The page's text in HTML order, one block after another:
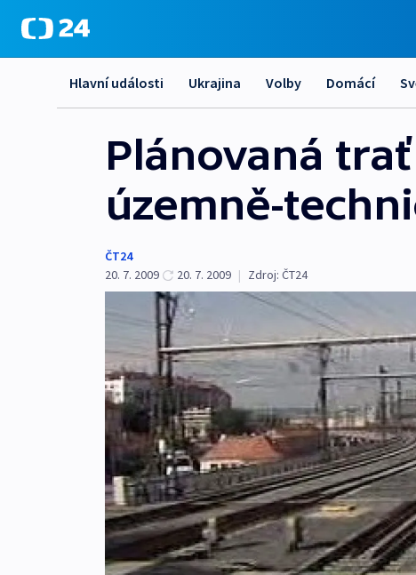
Hlavní události Ukrajina Volby Domácí
Plánovaná
územně-
ČT24
20. 7. 2009
20. 7. 2009 | Zdroj: ČT24